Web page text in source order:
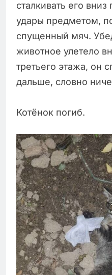
сталкивать его
удары предметом,
спущенный мяч.
животное улетело
третьего этажа, он
дальше, словно
Котёнок погиб.